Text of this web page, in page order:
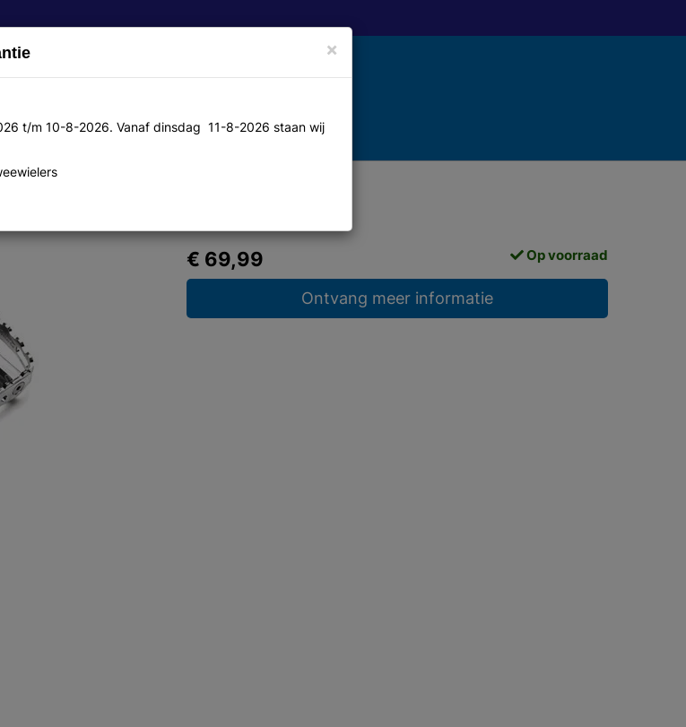
Contact
enkel zijdig spd
€ 69,99 Op voorraad
Ontvang meer informatie
×
t/m 10-8-2026. Vanaf dinsdag 11-8-2026 staan wij